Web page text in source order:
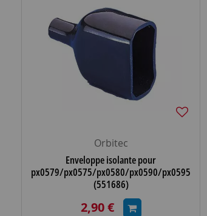
Orbitec
Enveloppe isolante pour
px0579/px0575/px0580/px0590/px0595
(551686)
2,90 €